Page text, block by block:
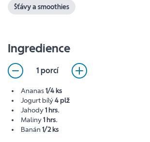
Šťávy a smoothies
Ingredience
1 porcí
Ananas1/4 ks
Jogurt bílý4 plž
Jahody1 hrs.
Maliny1 hrs.
Banán 1/2 ks